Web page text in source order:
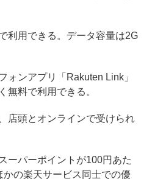
利用できる。データ容量は2G
ンアプリ「Rakuten Link」
無料で利用できる。
店頭とオンラインで受けられ
ーパーポイントが100円あた
かの楽天サービス同士での優